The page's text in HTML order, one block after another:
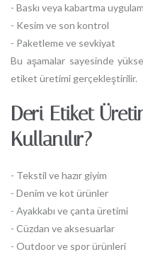
- Baskı veya kabartma
- Kesim ve son kontrol
- Paketleme ve sevkiyat
Bu aşamalar sayesinde
etiket üretimi gerçekleştirilir.
Deri Etiket
Kullanılır?
- Tekstil ve hazır giyim
- Denim ve kot ürünler
- Ayakkabı ve çanta üretimi
- Cüzdan ve aksesuarlar
- Outdoor ve spor ürünleri